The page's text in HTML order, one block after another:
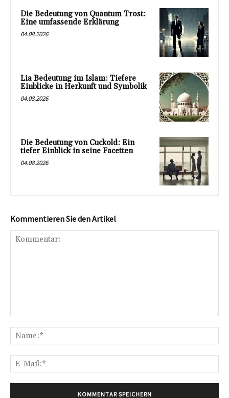
Die Bedeutung von Quantum Trost:
Eine umfassende Erklärung
04.08.2026
Lia Bedeutung im Islam: Tiefere
Einblicke in Herkunft und Symbolik
04.08.2026
Die Bedeutung von Cuckold: Ein
tiefer Einblick in seine Facetten
04.08.2026
Kommentieren Sie den Artikel